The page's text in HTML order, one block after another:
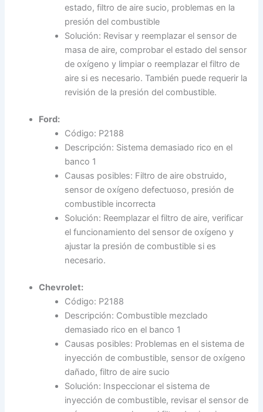
estado, filtro de aire sucio, problemas en la
presión del combustible
Solución: Revisar y reemplazar el sensor de
masa de aire, comprobar el estado del sensor
de oxígeno y limpiar o reemplazar el filtro de
aire si es necesario. También puede requerir la
revisión de la presión del combustible.
Ford:
Código: P2188
Descripción: Sistema demasiado rico en el
banco 1
Causas posibles: Filtro de aire obstruido,
sensor de oxígeno defectuoso, presión de
combustible incorrecta
Solución: Reemplazar el filtro de aire, verificar
el funcionamiento del sensor de oxígeno y
ajustar la presión de combustible si es
necesario.
Chevrolet:
Código: P2188
Descripción: Combustible mezclado
demasiado rico en el banco 1
Causas posibles: Problemas en el sistema de
inyección de combustible, sensor de oxígeno
dañado, filtro de aire sucio
Solución: Inspeccionar el sistema de
inyección de combustible, revisar el sensor de